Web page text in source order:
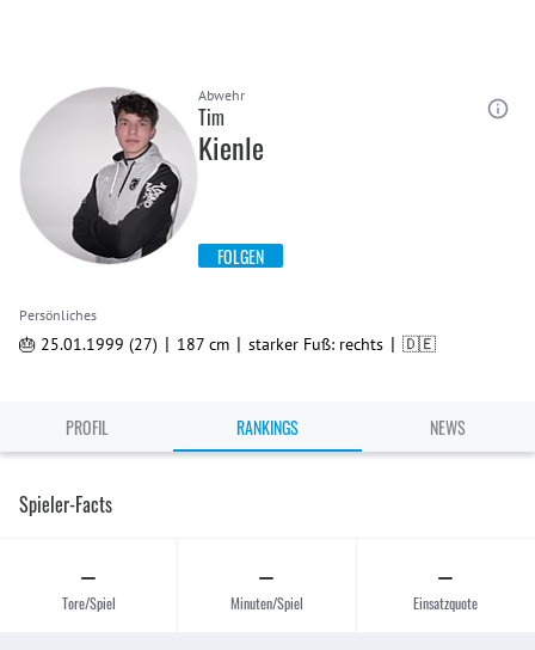
Abwehr
Tim
Kienle
FOLGEN
Persönliches
🎂 25.01.1999 (27) | 187 cm | starker Fuß: rechts | 🇩🇪
PROFIL RANKINGS NEWS
Spieler-Facts
–
Tore/Spiel
–
Minuten/Spiel
–
Einsatzquote